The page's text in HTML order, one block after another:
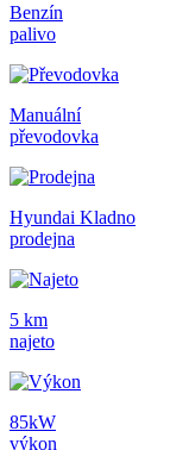
Benzín
palivo
Manuální
převodovka
Hyundai Kladno
prodejna
5 km
najeto
85kW
výkon